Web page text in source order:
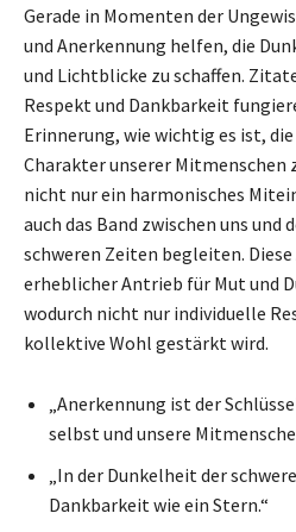
Gerade in Momenten der
und Anerkennung helfen, die
und Lichtblicke zu schaffen.
Respekt und Dankbarkeit
Erinnerung, wie wichtig es ist,
Charakter unserer Mitmenschen
nicht nur ein harmonisches
auch das Band zwischen uns und
schweren Zeiten begleiten.
erheblicher Antrieb für Mut und
wodurch nicht nur individuelle
kollektive Wohl gestärkt wird.
„Anerkennung ist der
selbst und unsere
„In der Dunkelheit der
Dankbarkeit wie ein Stern.“